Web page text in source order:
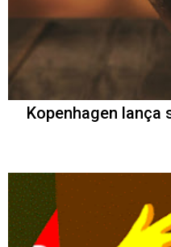
Kopenhagen lança